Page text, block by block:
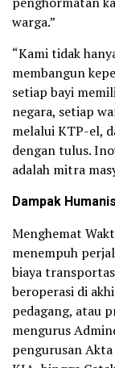
warga.”
“Kami tidak
membangun
setiap bayi
negara, setiap
melalui KTP-el,
dengan tulus.
adalah mitra
Dampak
Menghemat
menempuh
biaya
beroperasi di
pedagang, atau
mengurus
pengurusan